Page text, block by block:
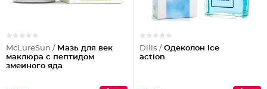
McLureSun / Мазь для век
маклюра с пептидом
змеиного яда
Dilis / Одеколон Ice
action